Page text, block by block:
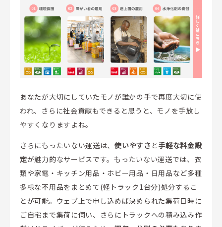
あなたが大切にしていたモノが誰かの手で再度大切に使
われ、さらに社会貢献もできると思うと、モノを手放し
やすくなりますよね。
さらにもったいない運送は、使いやすさ と手軽な料金設
定が魅力的なサービスです。もったいない運送では、衣
類や家電・キッチン用品・ホビー用品・日用品など多種
多様な不用品をまとめて(軽トラック1台分)処分するこ
とが可能。ウェブ上で申し込めば決められた集荷日時に
ご自宅まで集荷に伺い、さらにトラックへの積み込み作